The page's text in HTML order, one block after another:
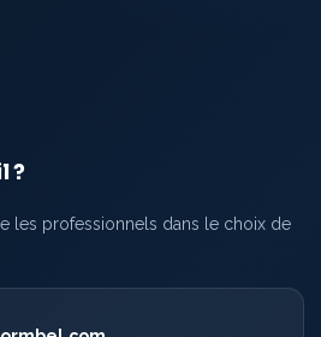
?
les professionnels dans le choix de